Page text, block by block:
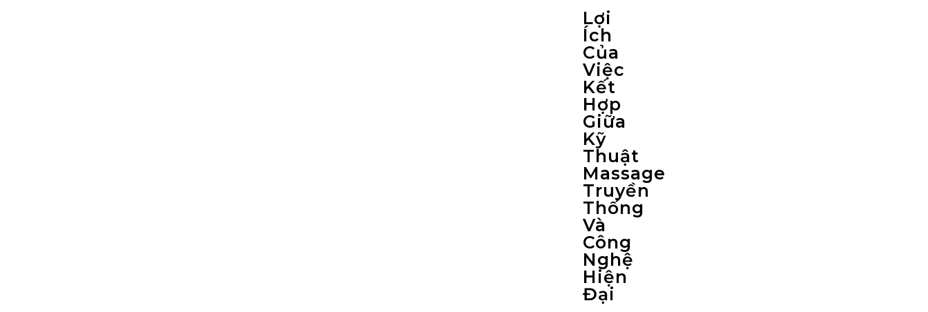
Lợi
Ích
Của
Việc
Kết
Hợp
Giữa
Kỹ
Thuật
Massage
Truyền
Thống
Và
Công
Nghệ
Hiện
Đại